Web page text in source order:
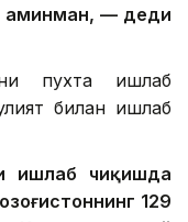
аминман, — деди
пухта ишлаб
билан ишлаб
ишлаб чиқишда
129